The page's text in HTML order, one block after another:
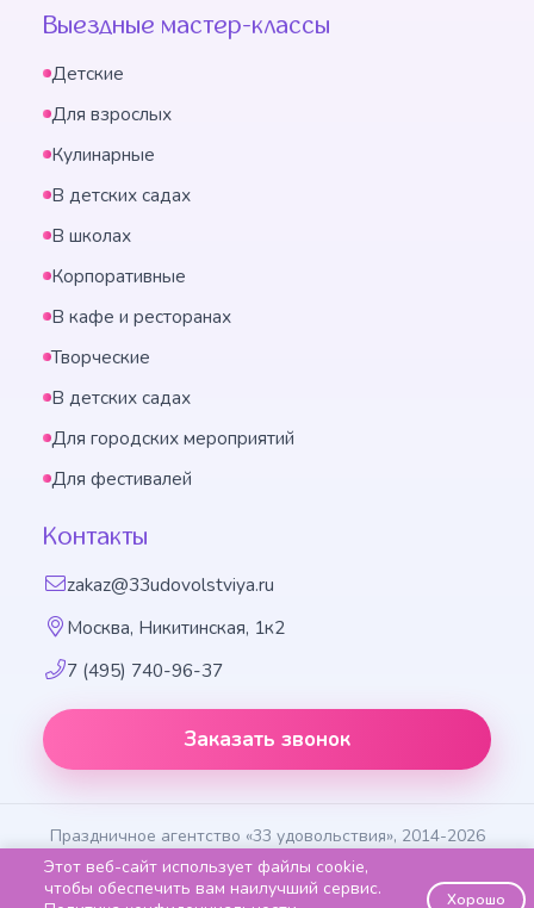
Выездные мастер-классы
Детские
Для взрослых
Кулинарные
В детских садах
В школах
Корпоративные
В кафе и ресторанах
Творческие
В детских садах
Для городских мероприятий
Для фестивалей
Контакты
zakaz@33udovolstviya.ru
Москва, Никитинская, 1к2
7 (495) 740-96-37
Заказать звонок
Праздничное агентство «33 удовольствия», 2014-2026
Способы оплатыПолитика конфидентиальности
Этот веб-сайт использует файлы cookie,
чтобы обеспечить вам наилучший сервис.
Хорошо